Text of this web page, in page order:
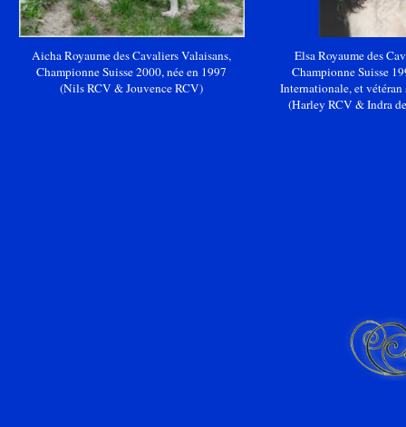
Aicha Royaume des Cavaliers Valaisans,
Championne Suisse 2000, née en 1997
(Nils RCV & Jouvence RCV)
Elsa Royaume des
Championne Suisse
Internationale, et vétéran
(Harley RCV & Indra